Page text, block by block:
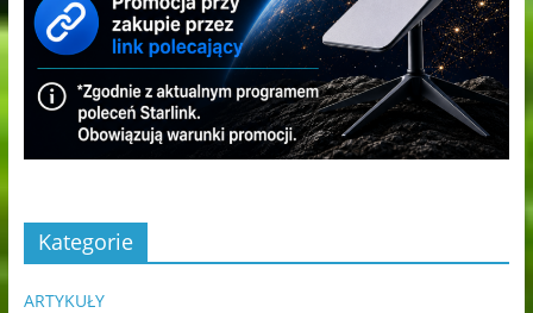
Kategorie
ARTYKUŁY